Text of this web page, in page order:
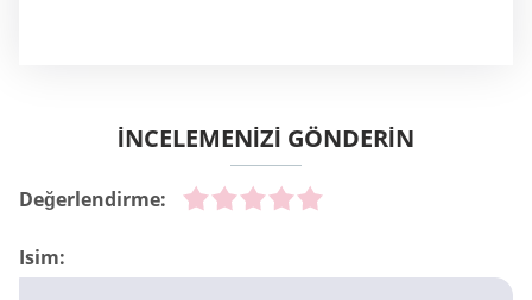
İNCELEMENİZİ GÖNDERİN
Değerlendirme:
Isim: